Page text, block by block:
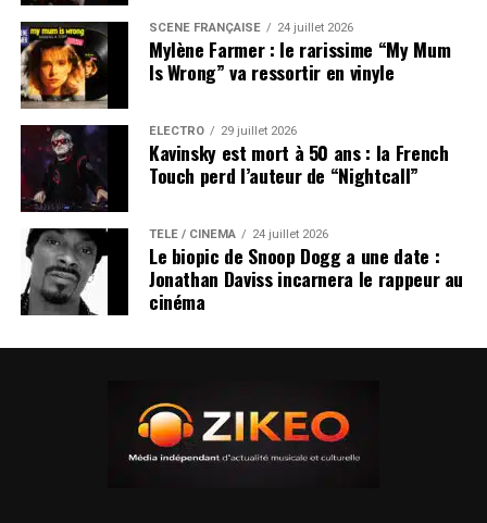
SCÈNE FRANÇAISE 24 juillet 2026
Mylène Farmer : le rarissime “My Mum
Is Wrong” va ressortir en vinyle
ÉLECTRO 29 juillet 2026
Kavinsky est mort à 50 ans : la French
Touch perd l’auteur de “Nightcall”
TÉLÉ / CINÉMA 24 juillet 2026
Le biopic de Snoop Dogg a une date :
Jonathan Daviss incarnera le rappeur au
cinéma